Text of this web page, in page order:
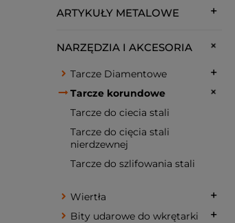
ARTYKUŁY METALOWE
NARZĘDZIA I AKCESORIA
Tarcze Diamentowe
Tarcze korundowe
Tarcze do ciecia stali
Tarcze do cięcia stali
nierdzewnej
Tarcze do szlifowania stali
Wiertła
Bity udarowe do wkrętarki